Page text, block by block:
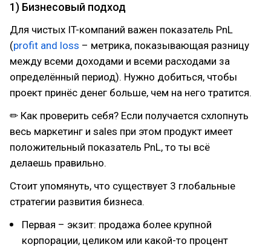
1) Бизнесовый подход
Для чистых IT-компаний важен показатель PnL
(profit and loss – метрика, показывающая разницу
между всеми доходами и всеми расходами за
определённый период). Нужно добиться, чтобы
проект принёс денег больше, чем на него тратится.
✏ Как проверить себя? Если получается схлопнуть
весь маркетинг и sales при этом продукт имеет
положительный показатель PnL, то ты всё
делаешь правильно.
Стоит упомянуть, что существует 3 глобальные
стратегии развития бизнеса.
Первая – экзит: продажа более крупной
корпорации, целиком или какой-то процент